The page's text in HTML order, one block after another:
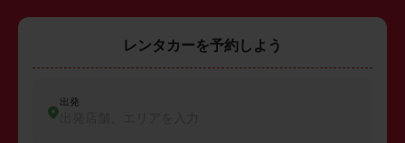
レンタカーを予約しよう
出発